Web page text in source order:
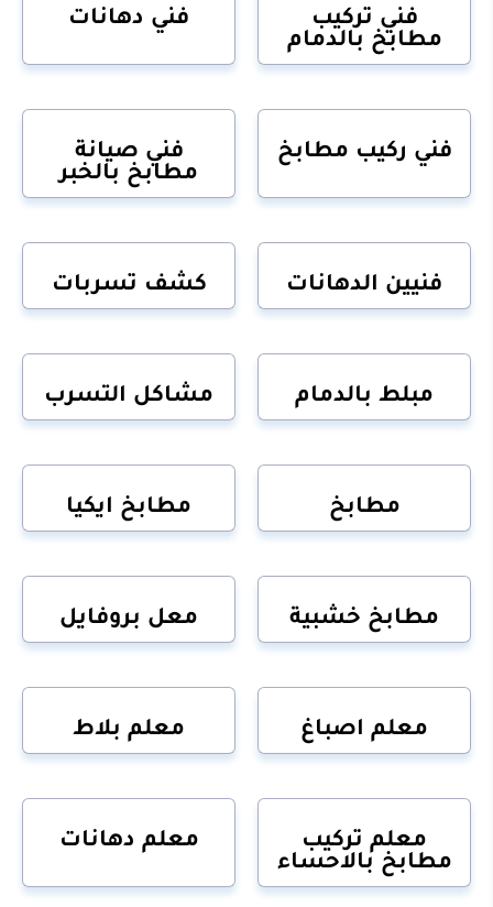
فني تركيب
مطابخ بالدمام
فني دهانات
فني ركيب مطابخ
فني صيانة
مطابخ بالخبر
فنيين الدهانات كشف تسربات
مبلط بالدمام مشاكل التسرب
مطابخ مطابخ ايكيا
مطابخ خشبية معل بروفايل
معلم اصباغ معلم بلاط
معلم تركيب
مطابخ بالاحساء
معلم دهانات